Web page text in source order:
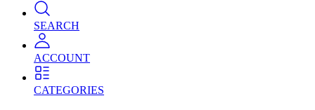
SEARCH
ACCOUNT
CATEGORIES